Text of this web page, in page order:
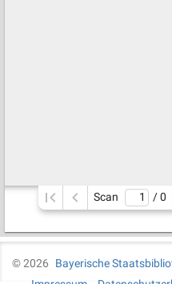
Scan / 0
©2026
Bayerische